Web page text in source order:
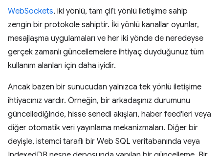
WebSockets, iki yönlü, tam çift yönlü iletişime sahip
zengin bir protokole sahiptir. İki yönlü kanallar oyunlar,
mesajlaşma uygulamaları ve her iki yönde de neredeyse
gerçek zamanlı güncellemelere ihtiyaç duyduğunuz tüm
kullanım alanları için daha iyidir.
Ancak bazen bir sunucudan yalnızca tek yönlü iletişime
ihtiyacınız vardır. Örneğin, bir arkadaşınız durumunu
güncellediğinde, hisse senedi akışları, haber feed'leri veya
diğer otomatik veri yayınlama mekanizmaları. Diğer bir
deyişle, istemci taraflı bir Web SQL veritabanında veya